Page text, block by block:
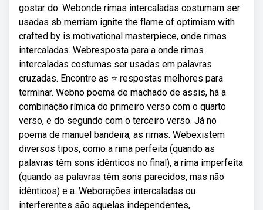
gostar do. Webonde rimas intercaladas costumam ser
usadas sb merriam ignite the flame of optimism with
crafted by is motivational masterpiece, onde rimas
intercaladas. Webresposta para a onde rimas
intercaladas costumas ser usadas em palavras
cruzadas. Encontre as ⭐ respostas melhores para
terminar. Webno poema de machado de assis, há a
combinação rímica do primeiro verso com o quarto
verso, e do segundo com o terceiro verso. Já no
poema de manuel bandeira, as rimas. Webexistem
diversos tipos, como a rima perfeita (quando as
palavras têm sons idênticos no final), a rima imperfeita
(quando as palavras têm sons parecidos, mas não
idênticos) e a. Weborações intercaladas ou
interferentes são aquelas independentes,